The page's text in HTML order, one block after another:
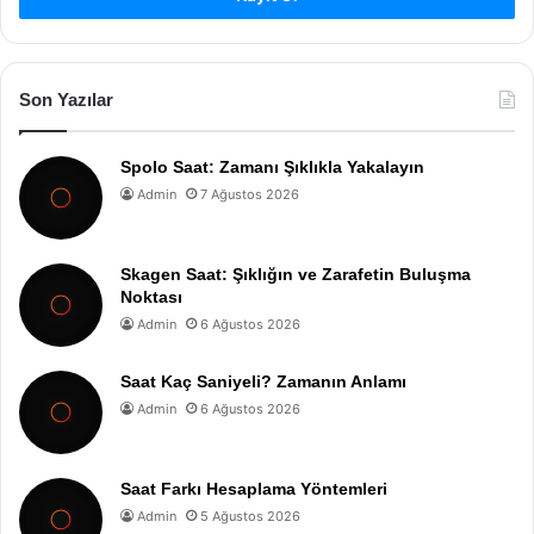
Son Yazılar
Spolo Saat: Zamanı Şıklıkla Yakalayın
Admin 7 Ağustos 2026
Skagen Saat: Şıklığın ve Zarafetin Buluşma
Noktası
Admin 6 Ağustos 2026
Saat Kaç Saniyeli? Zamanın Anlamı
Admin 6 Ağustos 2026
Saat Farkı Hesaplama Yöntemleri
Admin 5 Ağustos 2026